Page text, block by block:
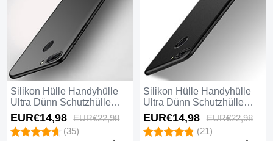
Silikon Hülle Handyhülle
Ultra Dünn Schutzhülle
S04 für Huawei Honor 9
Lite Schwarz
EUR€14,98 EUR€22,98
(35)
Silikon Hülle Handyhülle
Ultra Dünn Schutzhülle
S03 für Huawei Honor 9
Lite Schwarz
EUR€14,98 EUR€22,98
(21)